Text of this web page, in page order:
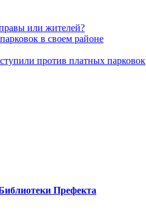
или жителей?
в своем районе
против платных парковок
Префекта